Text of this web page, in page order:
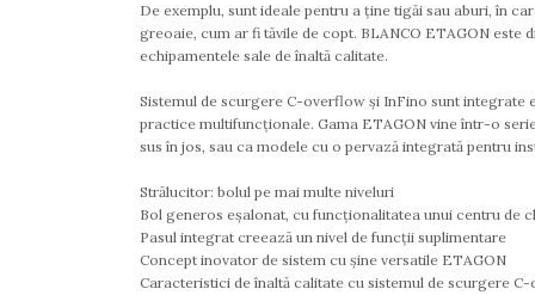
De exemplu, sunt ideale pentru a ține tigăi sau aburi, în
greoaie, cum ar fi tăvile de copt. BLANCO ETAGON
echipamentele sale de înaltă calitate.
Sistemul de scurgere C-overflow și InFino sunt integrate
practice multifuncționale. Gama ETAGON vine într-o
sus în jos, sau ca modele cu o pervază integrată pentru
Strălucitor: bolul pe mai multe niveluri
Bol generos eșalonat, cu funcționalitatea unui centru de
Pasul integrat creează un nivel de funcții suplimentare
Concept inovator de sistem cu șine versatile ETAGON
Caracteristici de înaltă calitate cu sistemul de scurgere